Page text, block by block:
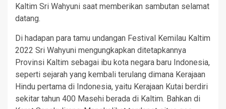
Kaltim Sri Wahyuni saat memberikan sambutan selamat
datang.
Di hadapan para tamu undangan Festival Kemilau Kaltim
2022 Sri Wahyuni mengungkapkan ditetapkannya
Provinsi Kaltim sebagai ibu kota negara baru Indonesia,
seperti sejarah yang kembali terulang dimana Kerajaan
Hindu pertama di Indonesia, yaitu Kerajaan Kutai berdiri
sekitar tahun 400 Masehi berada di Kaltim. Bahkan di